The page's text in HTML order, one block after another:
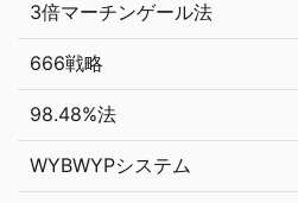
3倍マーチンゲール法
666戦略
98.48%法
WYBWYPシステム